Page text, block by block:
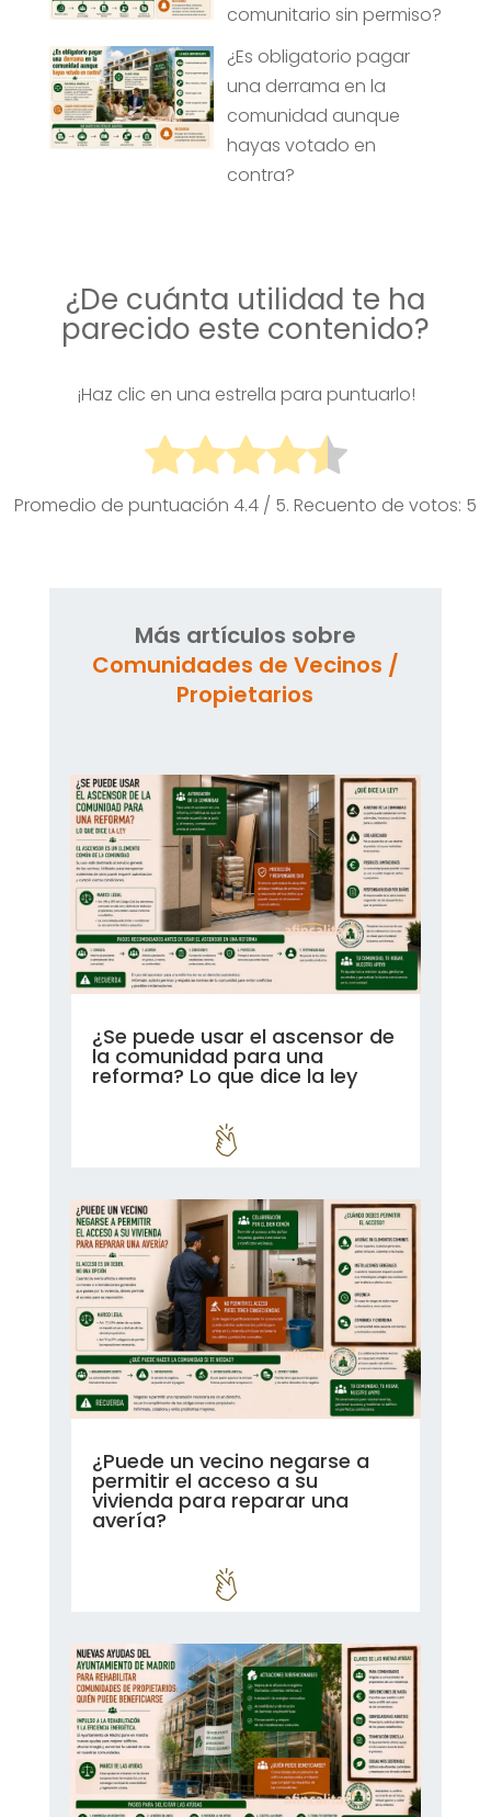
comunitario sin permiso?
¿Es obligatorio pagar
una derrama en la
comunidad aunque
hayas votado en
contra?
¿De cuánta utilidad te ha
parecido este contenido?
¡Haz clic en una estrella para puntuarlo!
Promedio de puntuación 4.4 / 5. Recuento de votos: 5
Más artículos sobre
Comunidades de Vecinos /
Propietarios
¿Se puede usar el ascensor de
la comunidad para una
reforma? Lo que dice la ley
¿Puede un vecino negarse a
permitir el acceso a su
vivienda para reparar una
avería?